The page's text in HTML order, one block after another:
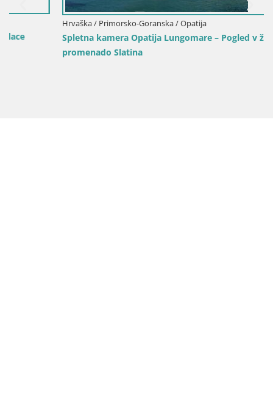
Hrvaška / Primorsko-Goranska / Opatija
Spletna kamera Opatija Lungomare – Pogled v živo na
promenado Slatina